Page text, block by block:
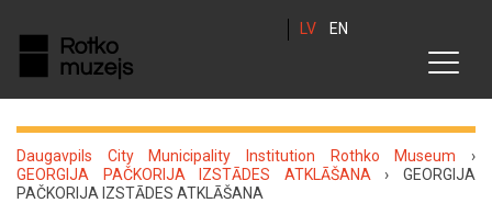
LV EN
Daugavpils City Municipality Institution Rothko Museum ›
GEORGIJA PAČKORIJA IZSTĀDES ATKLĀŠANA ›GEORGIJA
PAČKORIJA IZSTĀDES ATKLĀŠANA